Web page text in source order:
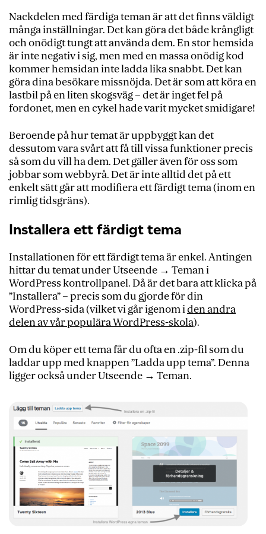
Nackdelen med färdiga teman är att det finns väldigt
många inställningar. Det kan göra det både krångligt
och onödigt tungt att använda dem.En stor hemsida
är inte negativ i sig, men med en massa onödig kod
kommer hemsidan inte ladda lika snabbt. Det kan
göra dina besökare missnöjda.Det är som att köra en
lastbil på en liten skogsväg – det är inget fel på
fordonet, men en cykel hade varit mycket smidigare!
Beroende på hur temat är uppbyggt kan det
dessutom vara svårt att få till vissa funktioner precis
så som du vill ha dem. Det gäller även för oss som
jobbar som webbyrå. Det är inte alltid det på ett
enkelt sätt går att modifiera ett färdigt tema (inom en
rimlig tidsgräns).
Installera ett färdigt tema
Installationen för ett färdigt tema är enkel. Antingen
hittar du temat under Utseende → Teman i
WordPress kontrollpanel. Då är det bara att klicka på
”Installera” – precis som du gjorde för din
WordPress-sida (vilket vi går igenom iden andra
delen av vår populära WordPress-skola).
Om du köper ett tema får du ofta en .zip-fil som du
laddar upp med knappen ”Ladda upp tema”. Denna
ligger också under Utseende → Teman.